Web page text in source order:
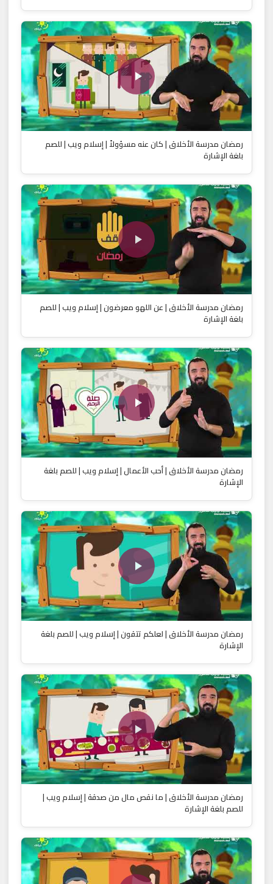
رمضان مدرسة الأخلاق | كان عنه مسؤولاً | إسلام ويب | للصم
بلغة الإشارة
رمضان مدرسة الأخلاق | عن اللهو معرضون | إسلام ويب | للصم
بلغة الإشارة
رمضان مدرسة الأخلاق | أحب الأعمال | إسلام ويب | للصم بلغة
الإشارة
رمضان مدرسة الأخلاق | لعلكم تتقون | إسلام ويب | للصم بلغة
الإشارة
رمضان مدرسة الأخلاق | ما نقص مال من صدقة | إسلام ويب |
للصم بلغة الإشارة